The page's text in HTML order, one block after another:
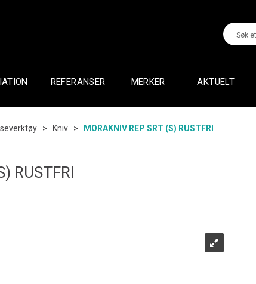
REFERANSER MERKER AKTUELT
> Kniv > MORAKNIV REP SRT (S) RUSTFRI
RUSTFRI